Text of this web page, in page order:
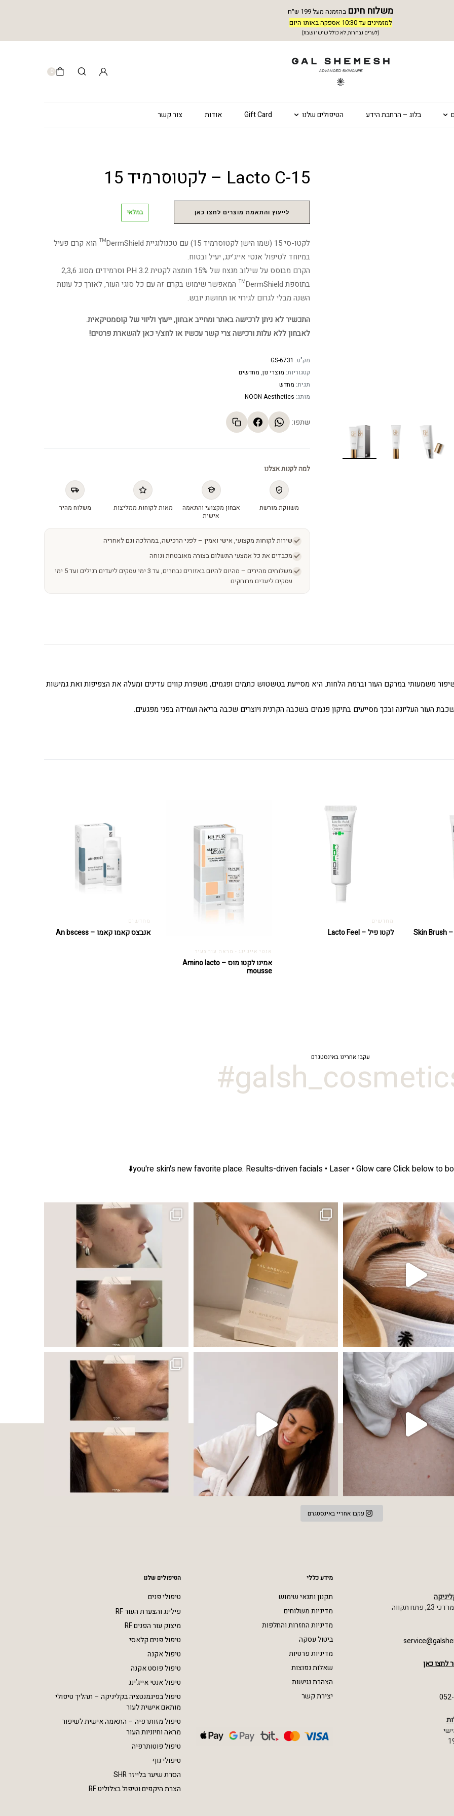
משלוח חינם בהזמנה מעל 199 ש״ח
למזמינים עד 10:30 אספקה באותו היום
(לערים נבחרות, לא כולל שישי ושבת)
0
בלוג – הרחבת הידע הטיפולים שלנו Gift Card אודות צור קשר
Lacto C-15 – לקטוסרמיד 15
לייעוץ והתאמת מוצרים לחצו כאן במלאי
לקטו-סי 15 (שמו הישן לקטוסרמיד 15) עם טכנולוגיית DermShield™ הוא קרם פעיל
במיוחד לטיפול אנטי אייג’ינג, יעיל ובטוח.
הקרם מבוסס על שילוב מנצח של 15% חומצה לקטית 3.2 PH וסרמידים מסוג 2,3,6
בתוספת DermShield™ המאפשר שימוש בקרם זה עם כל סוגי העור, לאורך כל עונות
השנה מבלי לגרום לגירוי או תחושת יובש.
התכשיר לא ניתן לרכישה באתר ומחייב אבחון, ייעוץ וליווי של קוסמטיקאית.
לאבחון ללא עלות ורכישה צרי קשר עכשיו או לחצ/י כאן להשארת פרטים!
מק"ט: GS-6731
קטגוריות: מוצרי נון, מחדשים
תגית: מחדש
מותג: NOON Aesthetics
שתפו:
למה לקנות אצלנו
משווקת מורשת
אבחון מקצועי והתאמה
אישית
מאות לקוחות ממליצות משלוח מהיר
שירות לקוחות מקצועי, אישי ואמין – לפני הרכישה, במהלכה וגם לאחריה
מכבדים את כל אמצעי התשלום בצורה מאובטחת ונוחה
משלוחים מהירים – מהיום להיום באזורים נבחרים, עד 3 ימי עסקים ליעדים רגילים ועד 5 ימי
עסקים ליעדים מרוחקים
משמעותי במרקם העור וברמת הלחות. היא מסייעת בטשטוש כתמים ופגמים, משפרת קווים עדינים ומעלה את הצפיפות ואת גמישות
העור העליונה ובכך מסייעים בתיקון פגמים בשכבה הקרנית ויוצרים שכבה בריאה ועמידה בפני מפגעים.
מחדשים
לקטו פיל – Lacto Feel
אנטי אייג'ינג - מראה עור צעיר
אמינו לקטו מוס – Amino lacto
mousse
מחדשים
אנבצס קאמו קאמו – An bscess
עקבו אחרינו באינסטגרם
you're skin's new favorite place. Results-driven facials • Laser • Glow careClick below to
מועדון החברות שלנו סוף סוף נפתח. מהיום, אקנה הוא אחד המצבים הנפוצים ביותר בעור, אך לכל עור
שהעור פשוט צריך לעצור רגע, לנשום ולהתאזן תהליך אחד שיכול לעשות הבדל גדול במראה ובאיכות העור
עקבו אחריי באינסטגרם
תקווה
לחצו כאן
מידע כללי
תקנון ותנאי שימוש
מדיניות משלוחים
מדיניות החזרות והחלפות
ביטול עסקה
מדיניות פרטיות
שאלות נפוצות
הצהרת נגישות
יצירת קשר
הטיפולים שלנו
טיפולי פנים
פילינג והצערת העור RF
מיצוק עור הפנים RF
טיפול פנים קלאסי
טיפול אקנה
טיפול פוסט אקנה
טיפול אנטי אייג’ינג
טיפול בפיגמנטציה בקליניקה – תהליך טיפולי
מותאם אישית לעור
טיפול מזותרפיה – התאמה אישית לשיפור
מראה וחיוניות העור
טיפול פוטותרפיה
טיפולי גוף
הסרת שיער בלייזר SHR
הצרת היקפים וטיפול בצלוליט RF